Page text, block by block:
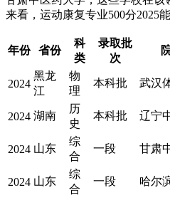
来看，运动康复专业500分2025
年份 省份
科
类
录取批
次
2024
黑龙
江
物
理
本科批 武汉
2024 湖南
历
史
本科批 辽宁
2024 山东
综
合
一段 甘肃
2024 山东
综
合
一段 哈尔